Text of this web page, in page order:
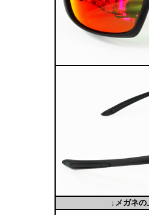
↓メガネ